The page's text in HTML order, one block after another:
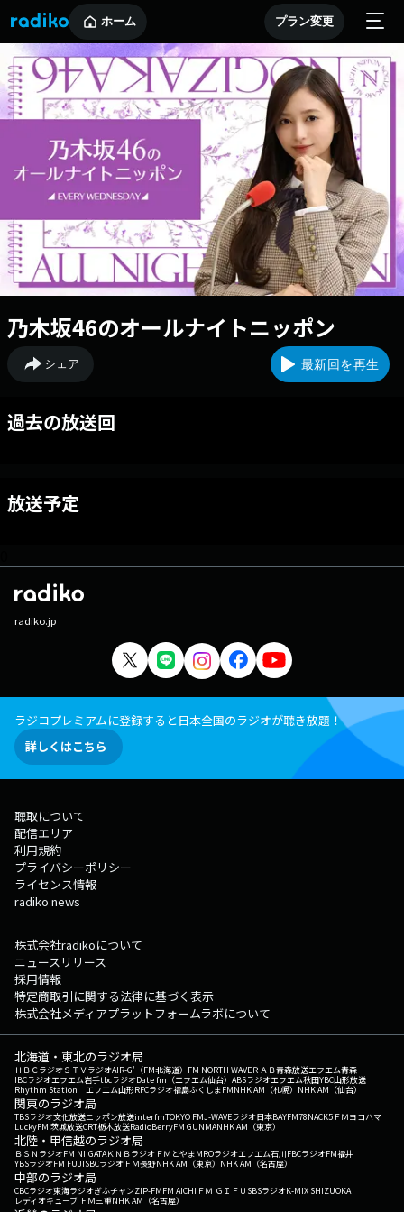
ホーム プラン変更
乃木坂46のオールナイトニッポン
シェア 最新回を再生
過去の放送回
放送予定
radiko.jp
ラジコプレミアムに登録すると日本全国のラジオが聴き放題！
詳しくはこちら
聴取について
配信エリア
利用規約
プライバシーポリシー
ライセンス情報
radiko news
株式会社radikoについて
ニュースリリース
採用情報
特定商取引に関する法律に基づく表示
株式会社メディアプラットフォームラボについて
北海道・東北のラジオ局
ＨＢＣラジオＳＴＶラジオAIR-G'（FM北海道） FM NORTH WAVEＲＡＢ青森放送エフエム青森
IBCラジオエフエム岩手tbcラジオDate fm（エフエム仙台） ABSラジオエフエム秋田YBC山形放送
Rhythm Station エフエム山形RFCラジオ福島ふくしまFMNHK AM（札幌） NHK AM（仙台）
関東のラジオ局
TBSラジオ文化放送ニッポン放送interfmTOKYO FMJ-WAVEラジオ日本BAYFM78NACK5 ＦＭヨコハマ
LuckyFM 茨城放送CRT栃木放送RadioBerryFM GUNMANHK AM（東京）
北陸・甲信越のラジオ局
ＢＳＮラジオFM NIIGATAＫＮＢラジオ ＦＭとやまMROラジオエフエム石川FBCラジオFM福井
YBSラジオFM FUJISBCラジオ ＦＭ長野NHK AM（東京） NHK AM（名古屋）
中部のラジオ局
CBCラジオ東海ラジオぎふチャンZIP-FMFM AICHI ＦＭ ＧＩＦＵ SBSラジオK-MIX SHIZUOKA
レディオキューブ ＦＭ三重NHK AM（名古屋）